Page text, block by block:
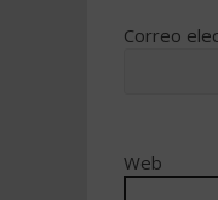
Correo
Web